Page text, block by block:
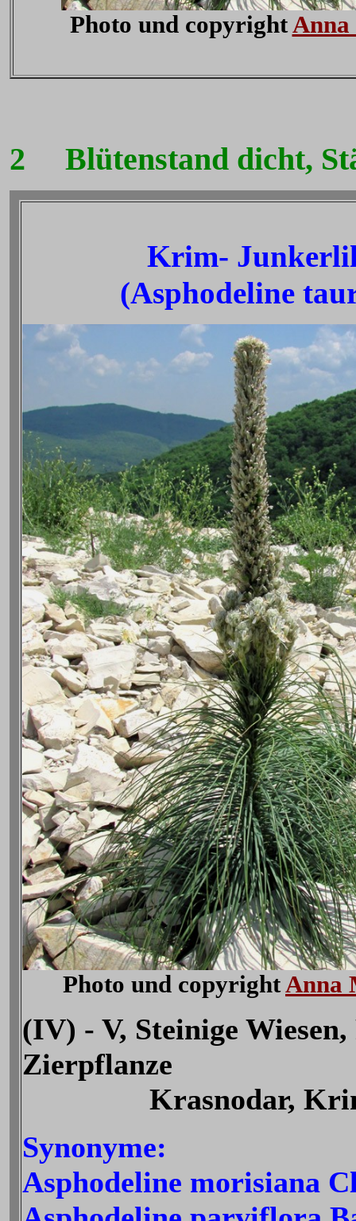
Photo und copyright
2 Blütenstand dicht,
Krim-
(Asphodeline
Photo und copyrightAnna
(IV) - V, Steinige Wiesen,
Zierpflanze
Krasnodar,
Synonyme:
Asphodeline morisiana